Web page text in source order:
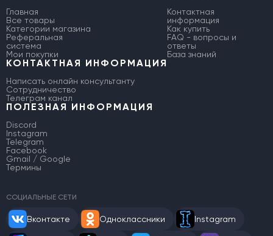
Главная
Все товары
Категории магазина
Реферальная
система
Мои покупки
Контактная
информация
Как купить
FAQ - вопросы и
ответы
База знаний
КОНТАКТНАЯ ИНФОРМАЦИЯ
Написать онлайн консультанту
Сотрудничество
Телеграм канал
ПОЛЕЗНАЯ ИНФОРМАЦИЯ
Discord
Instagram
Telegram
Facebook
Gmail / Google
Термины
СОЦИАЛЬНЫЕ СЕТИ
Вконтакте Одноклассники Instagram